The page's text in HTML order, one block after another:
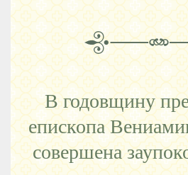
В годовщину
епископа
совершена